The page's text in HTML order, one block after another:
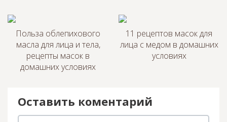
Польза облепихового
масла для лица и тела,
рецепты масок в
домашних условиях
11 рецептов масок для
лица с медом в домашних
условиях
Оставить коментарий